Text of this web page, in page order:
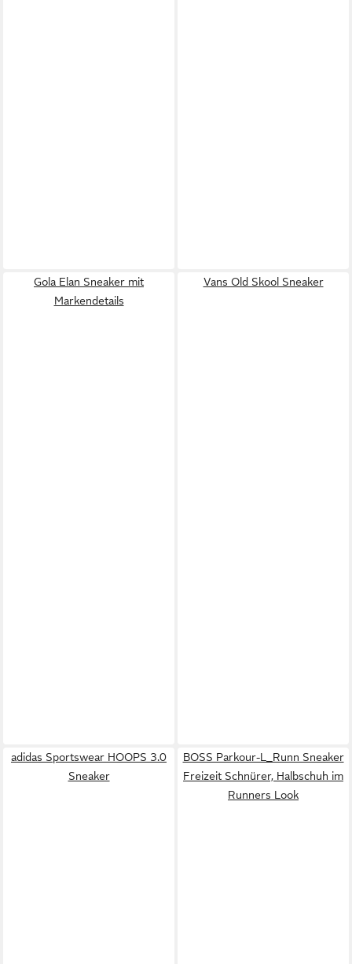
Gola Elan Sneaker mit
Markendetails
Vans Old Skool Sneaker
adidas Sportswear HOOPS 3.0
Sneaker
BOSS Parkour-L_Runn Sneaker
Freizeit Schnürer, Halbschuh im
Runners Look